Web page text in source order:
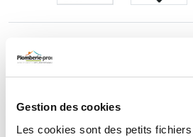
Gestion des cookies
Les cookies sont des petits